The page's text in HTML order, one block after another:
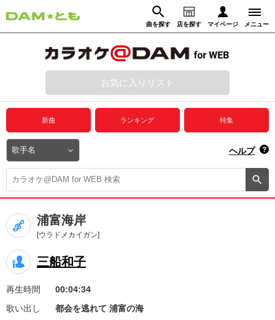
曲を探す 店を探す マイページ メニュー
動画からさがす 録音からさがす
ログイン
プレミアムサービス
DAM★とも動画
DAM★とも録音
カラオケ＠DAM
ユーザー検索
キャンペーン
お知らせ よくあるご質問
お気に入りリスト
新曲 ランキング 特集
ヘルプ
浦富海岸
[ウラドメカイガン]
三船和子
再生時間
00:04:34
歌い出し
都会を逃れて 浦富の海